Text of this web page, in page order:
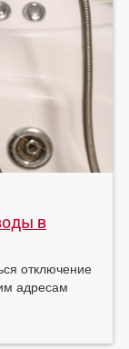
в
отключение
адресам